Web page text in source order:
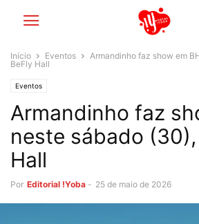
Início Eventos
Armandinho faz show em
BeFly Hall
Eventos
Armandinho faz
neste sábado
Hall
Por Editorial !Yoba - 25 de maio de 2026